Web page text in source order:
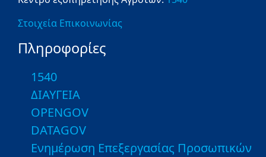
Στοιχεία Επικοινωνίας
Πληροφορίες
1540
ΔΙΑΥΓΕΙΑ
OPENGOV
DATAGOV
Ενημέρωση Επεξεργασίας Προσωπικών